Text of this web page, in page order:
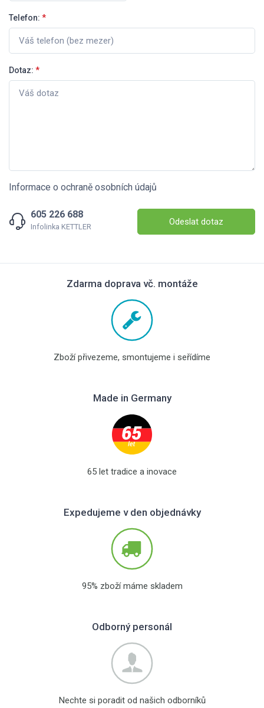
Telefon: *
Dotaz: *
Informace o ochraně osobních údajů
605 226 688
Infolinka KETTLER Odeslat dotaz
Zdarma doprava vč. montáže
Zboží přivezeme, smontujeme i seřídíme
Made in Germany
65 let tradice a inovace
Expedujeme v den objednávky
95% zboží máme skladem
Odborný personál
Nechte si poradit od našich odborníků